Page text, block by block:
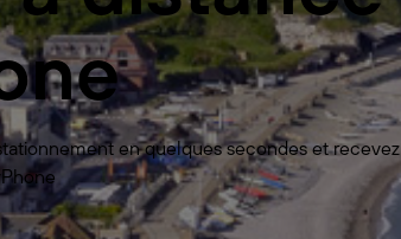
en quelques secondes et recevez